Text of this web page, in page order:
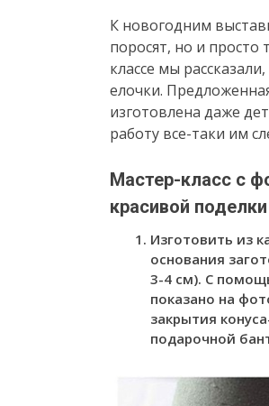
К новогодним
поросят, но и
классе мы
елочки.
изготовлена даже
работу все-таки им
Мастер-класс с
красивой поделки
Изготовить из
основания
3-4 см). С
показано на
закрытия
подарочной